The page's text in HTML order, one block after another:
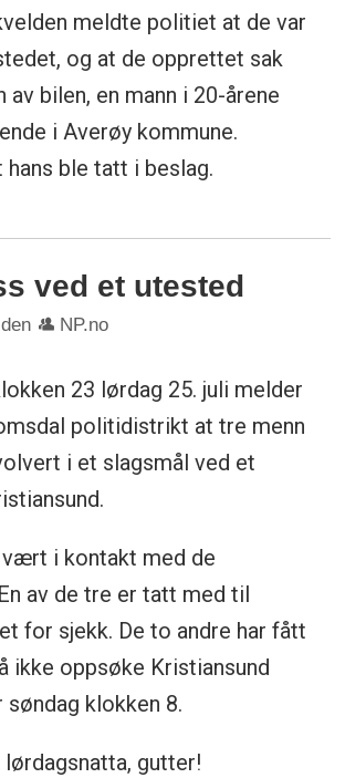
meldte politiet at de var
og at de opprettet sak
bilen, en mann i 20-årene
i Averøy kommune.
ble tatt i beslag.
ved et utested
NP.no
23 lørdag 25. juli melder
politidistrikt at tre menn
i et slagsmål ved et
i kontakt med de
av de tre er tatt med til
for sjekk. De to andre har fått
ikke oppsøke Kristiansund
klokken 8.
lørdagsnatta, gutter!